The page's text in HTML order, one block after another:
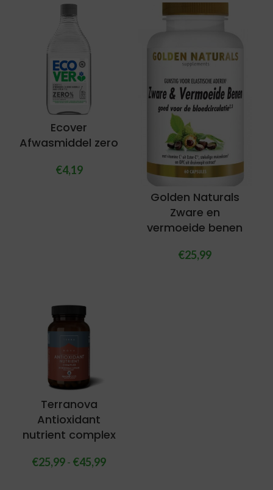
Ecover
Afwasmiddel zero
€4,19
Golden Naturals
Zware en
vermoeide benen
€25,99
Terranova
Antioxidant
nutrient complex
€25,99- €45,99